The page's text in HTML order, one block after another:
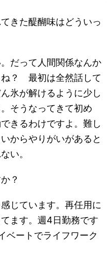
きた醍醐味はどういっ
だって人間関係なんか
ね？ 最初は全然話して
氷が解けるように少し
そうなってきて初め
きるわけですよ。難し
からやりがいがあると
い。
？
じています。再任用に
ます。週4日勤務です
ベートでライフワーク